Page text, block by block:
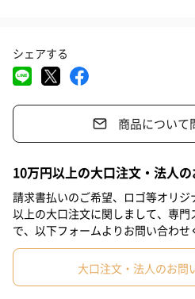
また、1頭のカシミヤヤギから1回で
は、わずか約240グラム。このスト
す。こうして獲れた貴重な繊維は手
マイクロメートルの細さの物を16
一年を通して使えるストール
冷え込む秋冬のみならず、気温が上
策に役立ちます。職場で空調の調節
暑がりな家族に合わせて設定温度を
#パーティー
#男友達 #女性
#部下男性 #部下女性 #
#小学生高学年の女の子 #男子中学生
#男子高校生 #同僚男性 #女友達
#男子大学生 #女子大学生 #弟
シェアする
商品について
10万円以上の大口注文・法人
請求書払いのご希望、ロゴ等オリ
以上の大口注文に関しまして、専
で、以下フォームよりお問い合わせ
大口注文・法人のお問